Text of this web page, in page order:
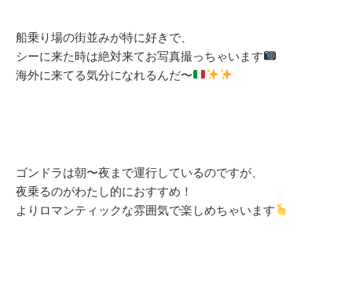
船乗り場の街並みが特に好きで、
シーに来た時は絶対来てお写真撮っちゃいます
海外に来てる気分になれるんだ〜
ゴンドラは朝〜夜まで運行しているのですが、
夜乗るのがわたし的におすすめ！
よりロマンティックな雰囲気で楽しめちゃいます